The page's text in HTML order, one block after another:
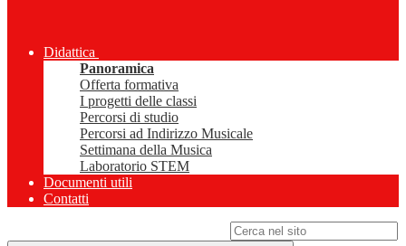
Didattica
Panoramica
Offerta formativa
I progetti delle classi
Percorsi di studio
Percorsi ad Indirizzo Musicale
Settimana della Musica
Laboratorio STEM
Documenti utili
Contatti